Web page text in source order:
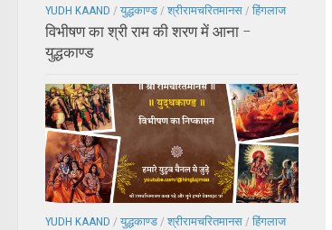
YUDH KAAND / युद्धकाण्ड / श्रीरामचरितमानस / हिंगलाज
विभीषण का श्री राम की शरण में आना –
युद्धकाण्ड
YUDH KAAND / युद्धकाण्ड / श्रीरामचरितमानस / हिंगलाज